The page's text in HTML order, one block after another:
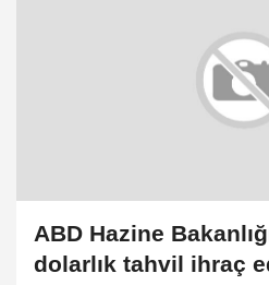
ABD Hazine
dolarlık tahvil ihraç